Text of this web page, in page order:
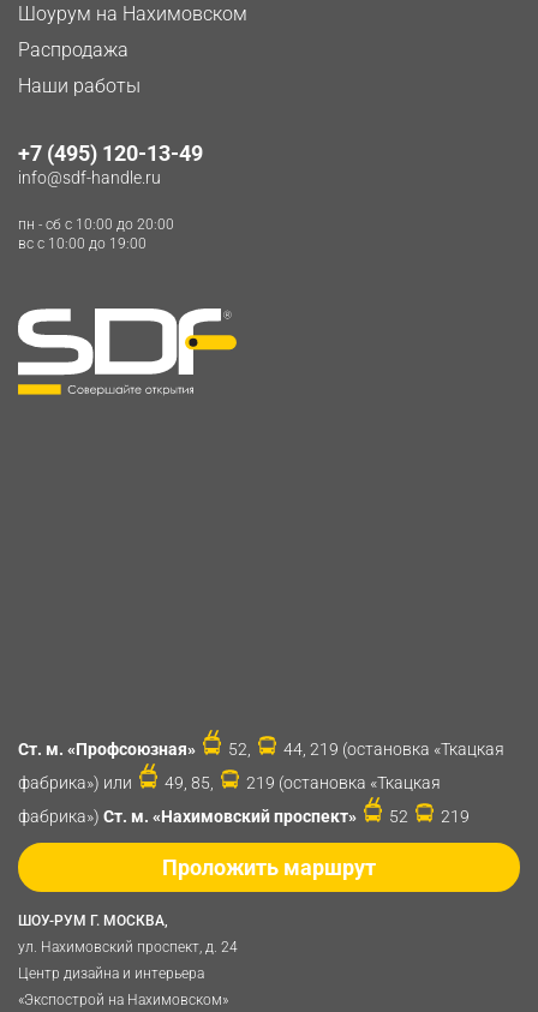
Шоурум на Нахимовском
Распродажа
Наши работы
+7 (495) 120-13-49
info@sdf-handle.ru
пн - сб c 10:00 до 20:00
вс c 10:00 до 19:00
ШОУ-РУМ Г. МОСКВА,
ул. Нахимовский проспект, д. 24
Центр дизайна и интерьера
«Экспострой на Нахимовском»
Ст. м. «Профсоюзная» 52,
44, 219 (остановка «Ткацкая
фабрика») или
49, 85,
219 (остановка «Ткацкая
фабрика») Ст. м. «Нахимовский проспект» 52 219
Проложить маршрут